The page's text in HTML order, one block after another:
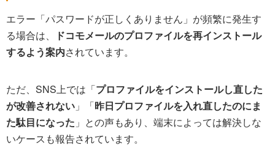
エラー「パスワードが正しくありません」が頻繁に発生す
る場合は、
ドコモメールのプロファイルを再インストール
するよう案内されています。
ただ、SNS上では「プロファイルをインストールし直した
が改善されない 」「昨日プロファイルを入れ直したのにま
た駄目になった 」との声もあり、端末によっては解決しな
いケースも報告されています。